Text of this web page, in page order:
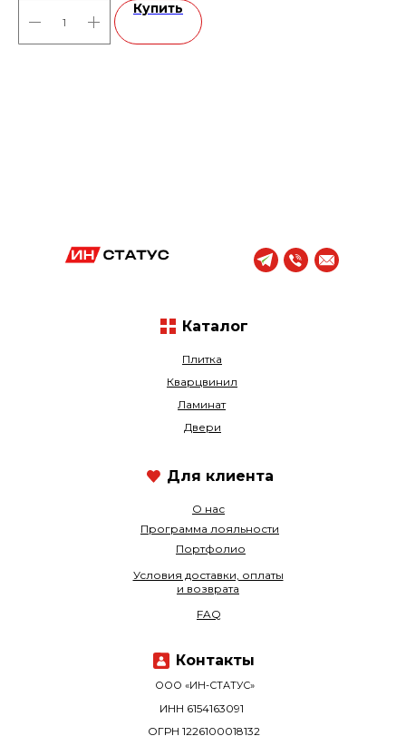
Купить
Плитка
Кварцвинил
О нас
Ламинат
Программа лояльности
Двери
Портфолио
ООО «ИН-СТАТУС»
ОГРН 1226100018132
ИНН 6154163091
Условия доставки, оплаты
и возврата
FAQ
Каталог
Контакты
Для клиента